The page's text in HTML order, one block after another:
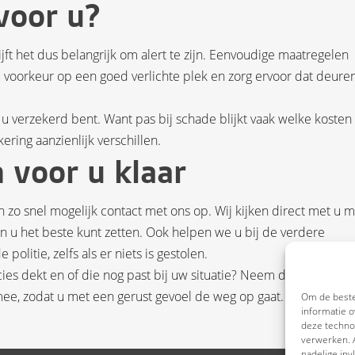
Om de
informatie
deze
verwerken.
u?
het dus belangrijk om alert te zijn. Eenvoudige maatregelen
op een goed verlichte plek en zorg ervoor dat
verzekerd bent. Want pas bij schade blijkt vaak welke
aanzienlijk verschillen.
voor u klaar
zo snel mogelijk contact met ons op. Wij kijken direct met u
u het beste kunt zetten. Ook helpen we u bij de verdere
politie, zelfs als er niets is gestolen.
dekt en of die nog past bij uw situatie? Neem dan gerust
zodat u met een gerust gevoel de weg op gaat.